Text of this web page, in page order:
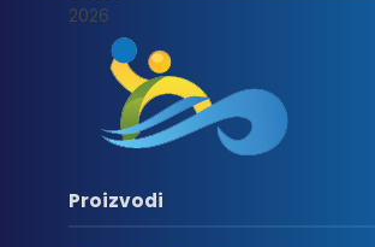
Proizvodi